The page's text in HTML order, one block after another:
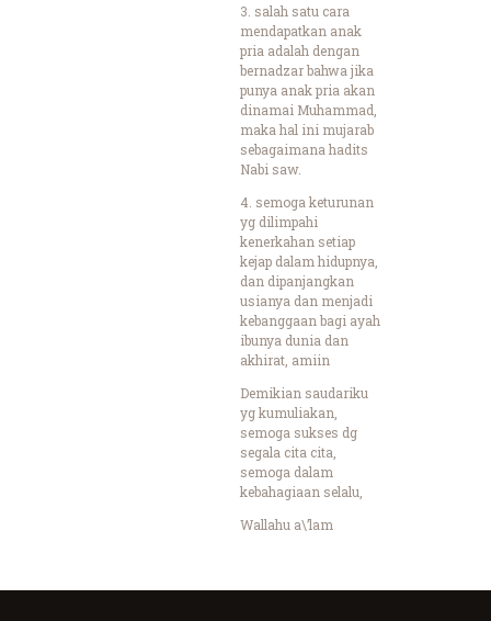
3. salah satu cara
mendapatkan anak
pria adalah dengan
bernadzar bahwa jika
punya anak pria akan
dinamai Muhammad,
maka hal ini mujarab
sebagaimana hadits
Nabi saw.
4. semoga keturunan
yg dilimpahi
kenerkahan setiap
kejap dalam hidupnya,
dan dipanjangkan
usianya dan menjadi
kebanggaan bagi ayah
ibunya dunia dan
akhirat, amiin
Demikian saudariku
yg kumuliakan,
semoga sukses dg
segala cita cita,
semoga dalam
kebahagiaan selalu,
Wallahu a\’lam